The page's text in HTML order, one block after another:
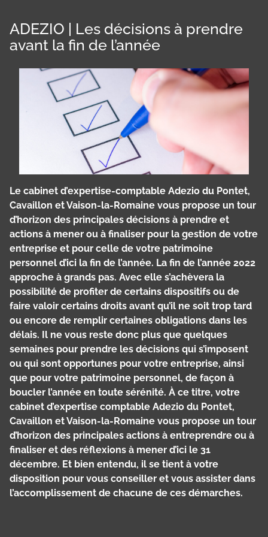
ADEZIO | Les décisions à prendre
avant la fin de l’année
Le cabinet d’expertise-comptable Adezio du Pontet,
Cavaillon et Vaison-la-Romaine vous propose un tour
d’horizon des principales décisions à prendre et
actions à mener ou à finaliser pour la gestion de votre
entreprise et pour celle de votre patrimoine
personnel d’ici la fin de l’année. La fin de l’année 2022
approche à grands pas. Avec elle s’achèvera la
possibilité de profiter de certains dispositifs ou de
faire valoir certains droits avant qu’il ne soit trop tard
ou encore de remplir certaines obligations dans les
délais. Il ne vous reste donc plus que quelques
semaines pour prendre les décisions qui s’imposent
ou qui sont opportunes pour votre entreprise, ainsi
que pour votre patrimoine personnel, de façon à
boucler l’année en toute sérénité. À ce titre, votre
cabinet d’expertise comptable Adezio du Pontet,
Cavaillon et Vaison-la-Romaine vous propose un tour
d’horizon des principales actions à entreprendre ou à
finaliser et des réflexions à mener d’ici le 31
décembre. Et bien entendu, il se tient à votre
disposition pour vous conseiller et vous assister dans
l’accomplissement de chacune de ces démarches.